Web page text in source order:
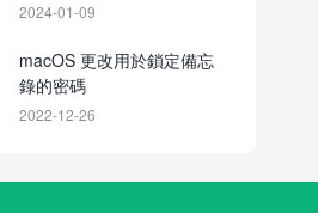
2024-01-09
macOS 更改用於鎖定備忘
錄的密碼
2022-12-26